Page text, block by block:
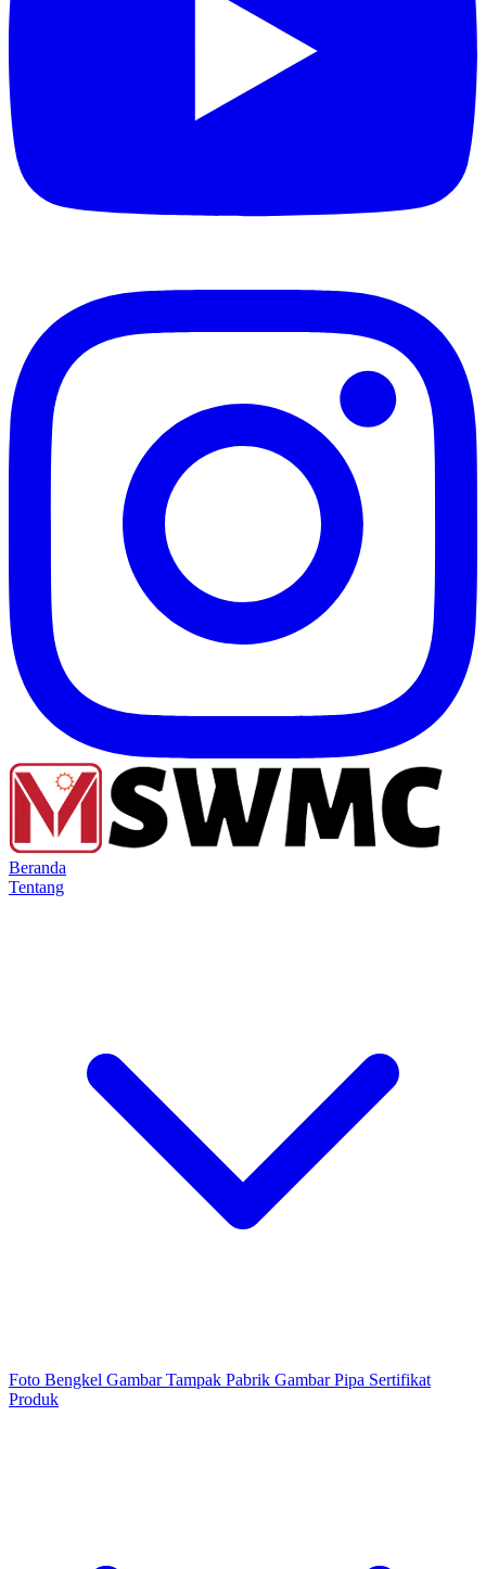
Beranda
Tentang
Foto Bengkel Gambar Tampak Pabrik Gambar Pipa Sertifikat
Produk